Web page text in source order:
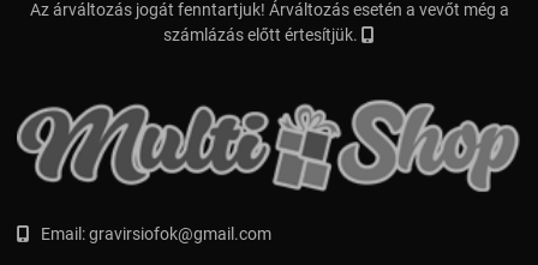
Az árváltozás jogát fenntartjuk! Árváltozás esetén a vevőt még a
számlázás előtt értesítjük.
Email:gravirsiofok@gmail.com